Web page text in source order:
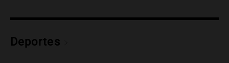
Episodios
investigación internacional sobre asma
Deportes